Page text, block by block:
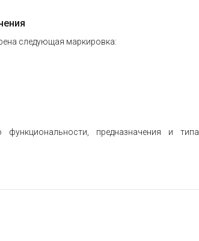
следующая маркировка:
предназначения и типа